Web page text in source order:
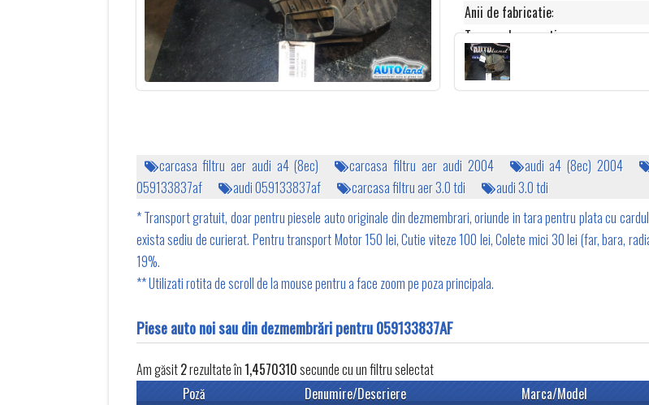
Anii de fabricatie:
Termen de garantie:
Pret:
carcasa filtru aer audi a4 (8ec) carcasa filtru aer audi 2004 audi a4 (8ec) 2004
059133837af
audi 059133837af carcasa filtru aer 3.0 tdi
audi 3.0 tdi
* Transport gratuit, doar pentru piesele auto originale din dezmembrari, oriunde in tara pentru plata cu
exista sediu de curierat. Pentru transport Motor 150 lei, Cutie viteze 100 lei, Colete mici 30 lei (far, bara,
19%.
** Utilizati rotita de scroll de la mouse pentru a face zoom pe poza principala.
Piese auto noi sau din dezmembrări pentru 059133837AF
Am găsit2rezultate în1,4570310secunde cu un filtru selectat
Poză
Denumire/Descriere Marca/Model